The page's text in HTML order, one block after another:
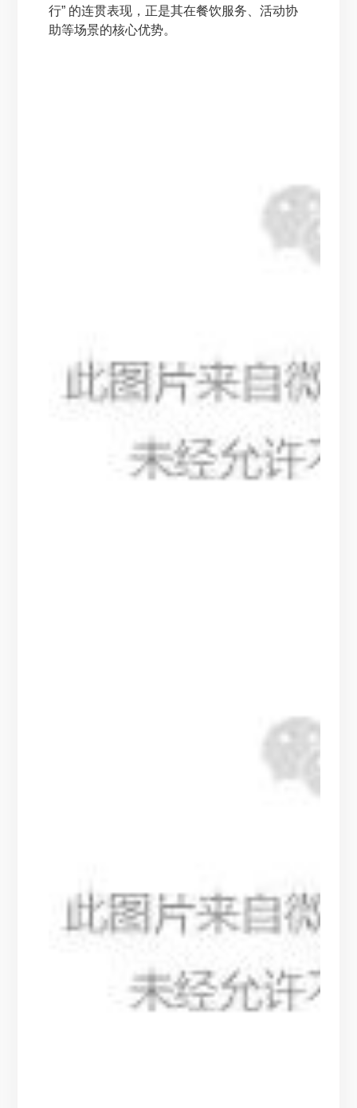
行” 的连贯表现，正是其在餐饮服务、活动协
助等场景的核心优势。